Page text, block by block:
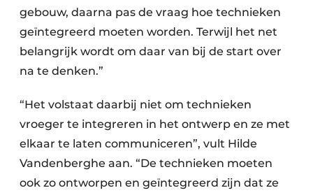
gebouw, daarna pas de vraag hoe technieken
geïntegreerd moeten worden. Terwijl het net
belangrijk wordt om daar van bij de start over
na te denken.”
“Het volstaat daarbij niet om technieken
vroeger te integreren in het ontwerp en ze met
elkaar te laten communiceren”, vult Hilde
Vandenberghe aan. “De technieken moeten
ook zo ontworpen en geïntegreerd zijn dat ze